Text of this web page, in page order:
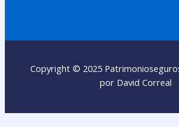
Copyright © 2025
por David Correal